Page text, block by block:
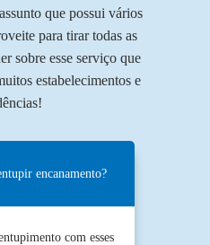
que possui vários
para tirar todas as
sobre esse serviço que
estabelecimentos e
encanamento?
com esses